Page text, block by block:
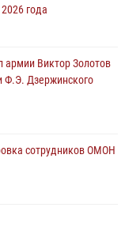
прошла в
года
армии Виктор Золотов
Ф.Э. Дзержинского
сотрудников ОМОН